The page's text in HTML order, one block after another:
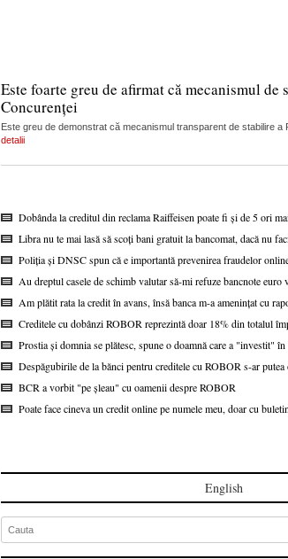
Este foarte greu de afirmat că mecanismul
Concurenței
Este greu de demonstrat că mecanismul transparent de stabilire
detalii
Dobânda la creditul din reclama Raiffeisen poate fi și de 5 ori
Libra nu te mai lasă să scoți bani gratuit la bancomat, dacă nu
Poliția și DNSC spun că e importantă prevenirea fraudelor
Au dreptul casele de schimb valutar să-mi refuze bancnote euro
Am plătit rata la credit în avans, însă banca m-a amenințat cu
Creditele cu dobânzi ROBOR reprezintă doar 18% din totalul
Prostia și domnia se plătesc, spune o doamnă care a "investit"
Despăgubirile de la bănci pentru creditele cu ROBOR s-ar
BCR a vorbit "pe șleau" cu oamenii despre ROBOR
Poate face cineva un credit online pe numele meu, doar cu
English